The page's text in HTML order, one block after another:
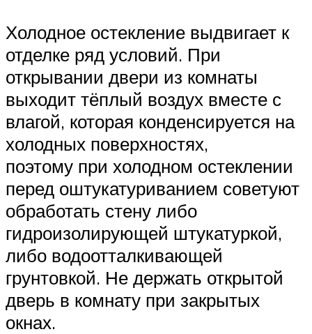
Холодное остекление выдвигает к
отделке ряд условий. При
открывании двери из комнаты
выходит тёплый воздух вместе с
влагой, которая конденсируется на
холодных поверхностях,
поэтому при холодном остеклении
перед оштукатуриванием советуют
обработать стену либо
гидроизолирующей штукатуркой,
либо водоотталкивающей
грунтовкой. Не держать открытой
дверь в комнату при закрытых
окнах.